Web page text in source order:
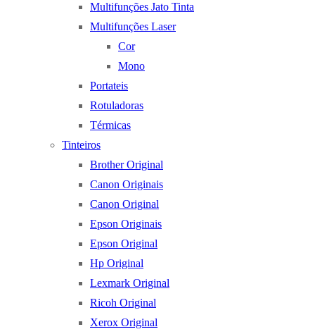
Multifunções Jato Tinta
Multifunções Laser
Cor
Mono
Portateis
Rotuladoras
Térmicas
Tinteiros
Brother Original
Canon Originais
Canon Original
Epson Originais
Epson Original
Hp Original
Lexmark Original
Ricoh Original
Xerox Original